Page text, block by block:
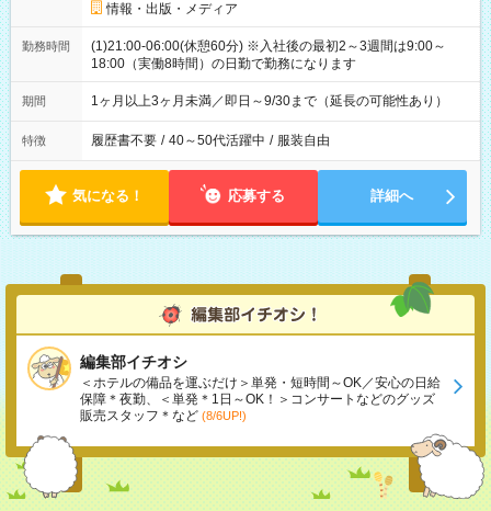
情報・出版・メディア
勤務時間
(1)21:00-06:00(休憩60分) ※入社後の最初2～3週間は9:00～
18:00（実働8時間）の日勤で勤務になります
期間 1ヶ月以上3ヶ月未満／即日～9/30まで（延長の可能性あり）
特徴 履歴書不要 / 40～50代活躍中 / 服装自由
気になる！ 応募する 詳細へ
編集部イチオシ
＜ホテルの備品を運ぶだけ＞単発・短時間～OK／安心の日給
保障＊夜勤、＜単発＊1日～OK！＞コンサートなどのグッズ
販売スタッフ＊など (8/6UP!)